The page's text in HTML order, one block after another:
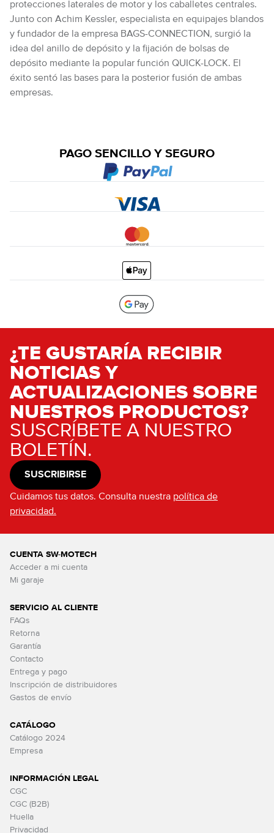
protecciones laterales de motor y los caballetes centrales.
Junto con Achim Kessler, especialista en equipajes blandos
y fundador de la empresa BAGS-CONNECTION, surgió la
idea del anillo de depósito y la fijación de bolsas de
depósito mediante la popular función QUICK-LOCK. El
éxito sentó las bases para la posterior fusión de ambas
empresas.
PAGO SENCILLO Y SEGURO
¿TE GUSTARÍA RECIBIR
NOTICIAS Y
ACTUALIZACIONES SOBRE
NUESTROS PRODUCTOS?
SUSCRÍBETE A NUESTRO
BOLETÍN.
SUSCRIBIRSE
Cuidamos tus datos. Consulta nuestra política de
privacidad.
CUENTA SW-MOTECH
Acceder a mi cuenta
Mi garaje
SERVICIO AL CLIENTE
FAQs
Retorna
Garantía
Contacto
Entrega y pago
Inscripción de distribuidores
Gastos de envío
CATÁLOGO
Catálogo 2024
Empresa
INFORMACIÓN LEGAL
CGC
CGC (B2B)
Huella
Privacidad